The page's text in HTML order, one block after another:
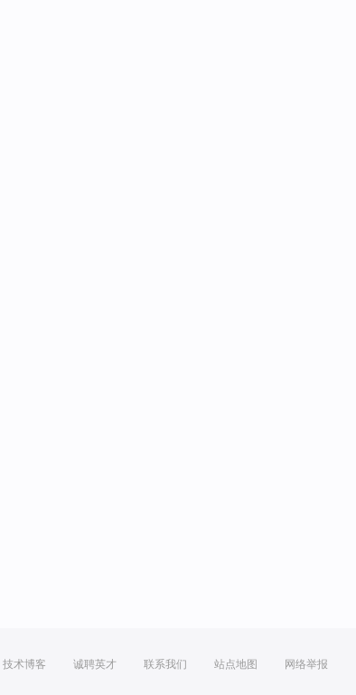
技术博客 诚聘英才 联系我们 站点地图 网络举报